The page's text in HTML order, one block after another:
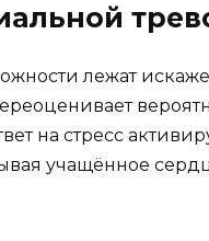
лежат
на стресс
учащённое